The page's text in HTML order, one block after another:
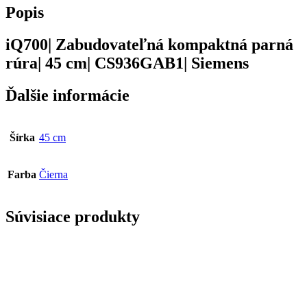
Popis
iQ700| Zabudovateľná kompaktná parná
rúra| 45 cm| CS936GAB1| Siemens
Ďalšie informácie
Šírka 45 cm
Farba Čierna
Súvisiace produkty